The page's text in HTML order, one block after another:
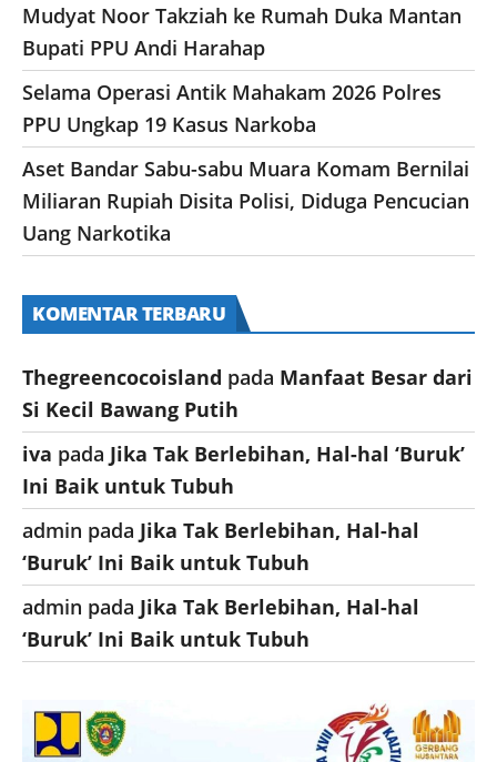
Mudyat Noor Takziah ke Rumah Duka Mantan
Bupati PPU Andi Harahap
Selama Operasi Antik Mahakam 2026 Polres
PPU Ungkap 19 Kasus Narkoba
Aset Bandar Sabu-sabu Muara Komam Bernilai
Miliaran Rupiah Disita Polisi, Diduga Pencucian
Uang Narkotika
KOMENTAR TERBARU
Thegreencocoisland pada Manfaat Besar dari
Si Kecil Bawang Putih
iva pada Jika Tak Berlebihan, Hal-hal ‘Buruk’
Ini Baik untuk Tubuh
admin pada Jika Tak Berlebihan, Hal-hal
‘Buruk’ Ini Baik untuk Tubuh
admin pada Jika Tak Berlebihan, Hal-hal
‘Buruk’ Ini Baik untuk Tubuh